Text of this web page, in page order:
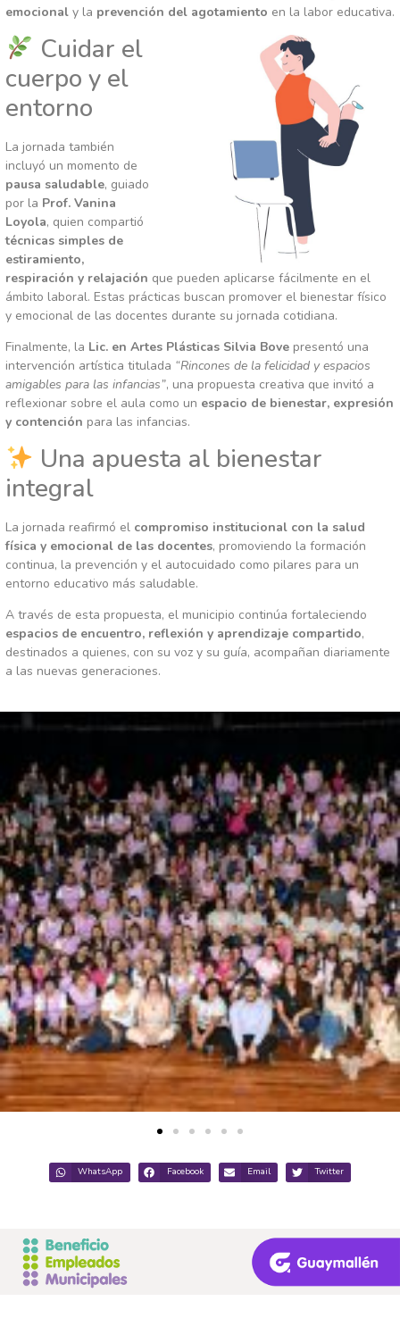
emocional y la prevención del agotamiento en la labor educativa.
Cuidar el
cuerpo y el
entorno
La jornada también
incluyó un momento de
pausa saludable, guiado
por la Prof. Vanina
Loyola, quien compartió
técnicas simples de
estiramiento,
respiración y relajación que pueden aplicarse fácilmente en el
ámbito laboral. Estas prácticas buscan promover el bienestar físico
y emocional de las docentes durante su jornada cotidiana.
Finalmente, la Lic. en Artes Plásticas Silvia Bove presentó una
intervención artística titulada “Rincones de la felicidad y espacios
amigables para las infancias”, una propuesta creativa que invitó a
reflexionar sobre el aula como un espacio de bienestar, expresión
y contención para las infancias.
Una apuesta al bienestar
integral
La jornada reafirmó el compromiso institucional con la salud
física y emocional de las docentes, promoviendo la formación
continua, la prevención y el autocuidado como pilares para un
entorno educativo más saludable.
A través de esta propuesta, el municipio continúa fortaleciendo
espacios de encuentro, reflexión y aprendizaje compartido,
destinados a quienes, con su voz y su guía, acompañan diariamente
a las nuevas generaciones.
WhatsApp Facebook Email Twitter